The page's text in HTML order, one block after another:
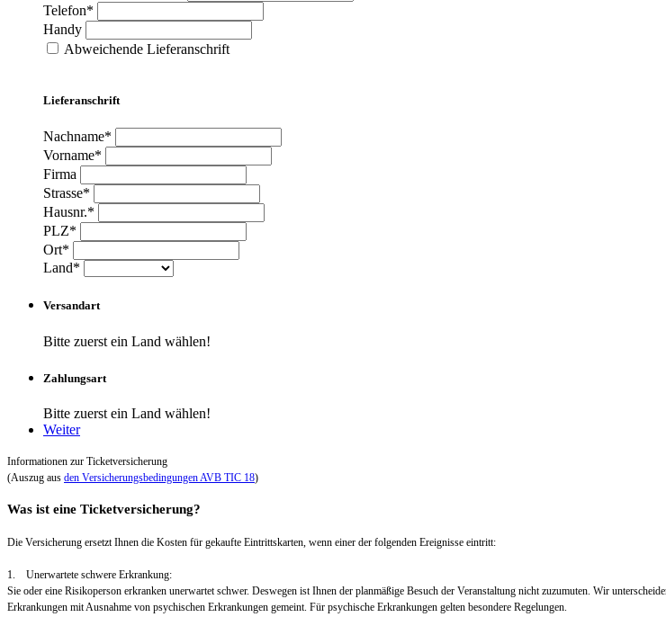
Telefon*
Handy
Abweichende Lieferanschrift
Lieferanschrift
Nachname*
Vorname*
Firma
Strasse*
Hausnr.*
PLZ*
Ort*
Land*
Versandart
Bitte zuerst ein Land wählen!
Zahlungsart
Bitte zuerst ein Land wählen!
Weiter
Informationen zur Ticketversicherung
(Auszug aus den Versicherungsbedingungen AVB TIC 18)
Was ist eine Ticketversicherung?
Die Versicherung ersetzt Ihnen die Kosten für gekaufte Eintrittskarten, wenn einer der folgenden Ereignisse eintritt:
1. Unerwartete schwere Erkrankung:
Sie oder eine Risikoperson erkranken unerwartet schwer. Deswegen ist Ihnen der planmäßige Besuch der Veranstaltung nicht zuzumuten. Wir
Erkrankungen mit Ausnahme von psychischen Erkrankungen gemeint. Für psychische Erkrankungen gelten besondere Regelungen.